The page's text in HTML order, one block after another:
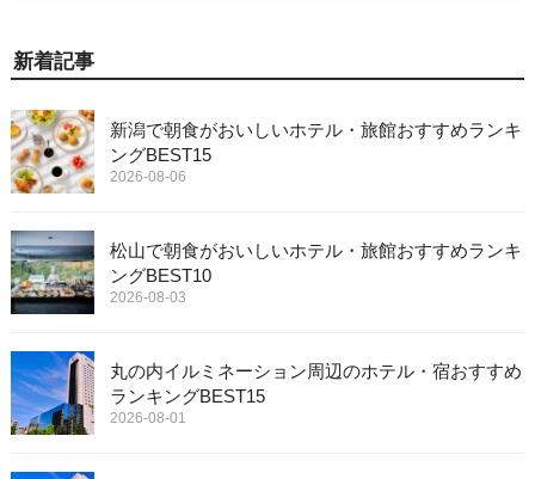
新着記事
新潟で朝食がおいしいホテル・旅館おすすめランキ
ングBEST15
2026-08-06
松山で朝食がおいしいホテル・旅館おすすめランキ
ングBEST10
2026-08-03
丸の内イルミネーション周辺のホテル・宿おすすめ
ランキングBEST15
2026-08-01